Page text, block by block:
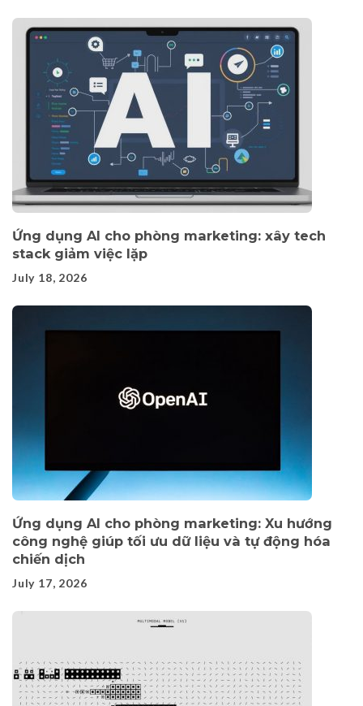
Ứng dụng AI cho phòng marketing: xây tech
stack giảm việc lặp
July 18, 2026
Ứng dụng AI cho phòng marketing: Xu hướng
công nghệ giúp tối ưu dữ liệu và tự động hóa
chiến dịch
July 17, 2026